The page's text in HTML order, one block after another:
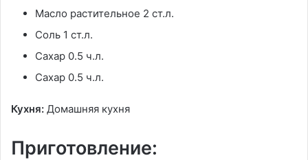
Масло растительное 2 ст.л.
Соль 1 ст.л.
Сахар 0.5 ч.л.
Сахар 0.5 ч.л.
Кухня: Домашняя кухня
Приготовление: